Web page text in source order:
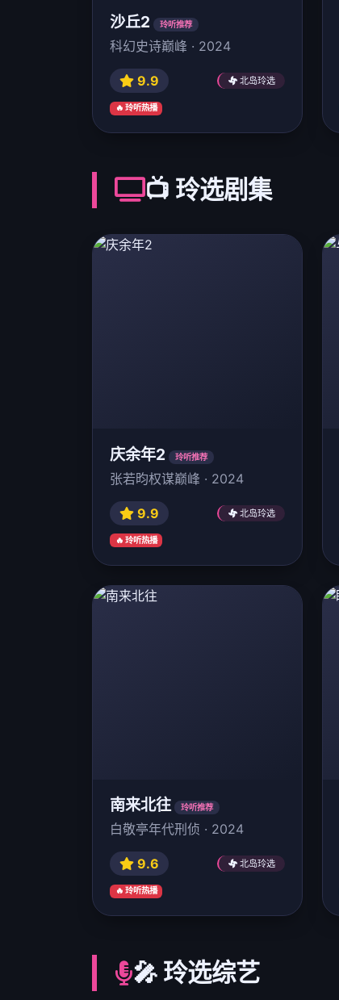
沙丘2 玲听推荐
科幻史诗巅峰 · 2024
9.9 北岛玲选
🔥 玲听热播
📺 玲选剧集
庆余年2 玲听推荐
张若昀权谋巅峰 · 2024
9.9 北岛玲选
🔥 玲听热播
南来北往 玲听推荐
白敬亭年代刑侦 · 2024
9.6 北岛玲选
🔥 玲听热播
🎤 玲选综艺